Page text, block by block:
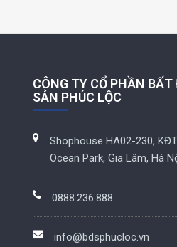
CÔNG TY CỔ PHẦN BẤT
SẢN PHÚC LỘC
Shophouse HA02-230,
Ocean Park, Gia Lâm, Hà
0888.236.888
info@bdsphucloc.vn